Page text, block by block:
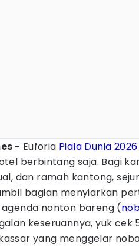
- Euforia Piala Dunia 2026
berbintang saja. Bagi
dan ramah kantong,
bagian menyiarkan
nonton bareng (
keseruannya, yuk cek
yang menggelar